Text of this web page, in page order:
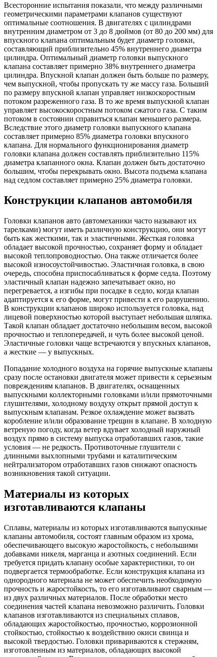
Всесторонние испытания показали, что между различными
геометрическими параметрами клапанов существуют
оптимальные соотношения. В двигателях с цилиндрами
внутренним диаметром от 3 до 8 дюймов (от 80 до 200 мм) для
впускного клапана оптимальным будет диаметр головки,
составляющий приблизительно 45% внутреннего диаметра
цилиндра. Оптимальный диаметр головки выпускного
клапана составляет примерно 38% внутреннего диаметра
цилиндра. Впускной клапан должен быть больше по размеру,
чем выпускной, чтобы пропускать ту же массу газа. Больший
по размеру впускной клапан управляет низкоскоростным
потоком разреженного газа. В то же время выпускной клапан
управляет высокоскоростным потоком сжатого газа. С таким
потоком в состоянии справиться клапан меньшего размера.
Вследствие этого диаметр головки выпускного клапана
составляет примерно 85% диаметра головки впускного
клапана. Для нормального функционирования диаметр
головки клапана должен составлять приблизительно 115%
диаметра клапанного окна. Клапан должен быть достаточно
большим, чтобы перекрывать окно. Высота подъема клапана
над седлом составляет примерно 25% диаметра головки.
Конструкции клапанов автомобиля
Головки клапанов авто (автомеханики часто называют их
тарелками) могут иметь различную конструкцию, они могут
быть как жесткими, так и эластичными. Жесткая головка
обладает высокой прочностью, сохраняет форму и обладает
высокой теплопроводностью. Она также отличается более
высокой износоустойчивостью. Эластичная головка, в свою
очередь, способна приспосабливаться к форме седла. Поэтому
эластичный клапан надежно запечатывает окно, но
перегревается, а изгибы при посадке в седло, когда клапан
адаптируется к его форме, могут привести к его разрушению.
В конструкции клапанов широко используется головка, над
лицевой поверхностью которой выступает небольшая шляпка.
Такой клапан обладает достаточно небольшим весом, высокой
прочностью и теплопередачей, и чуть более высокой ценой.
Эластичные головки чаще встречаются у впускных клапанов,
а жесткие — у выпускных.
Попадание холодного воздуха на горячие выпускные клапаны
сразу после остановки двигателя может привести к серьезным
повреждениям клапанов. В двигателях, оснащенных
выпускными коллекторными головками и/или прямоточными
глушителями, холодному воздуху открыт прямой доступ к
выпускным клапанам. Резкое охлаждение может вызвать
коробление и/или образование трещин в клапане. В холодную
ветреную погоду, когда ветер вдувает холодный наружный
воздух прямо в систему выпуска отработавших газов, такие
условия — не редкость. Противоточные глушители с
длинными выхлопными трубами и каталитическим
нейтрализатором отработавших газов снижают опасность
возникновения такой ситуации.
Материалы из которых
изготавливаются клапаны
Сплавы, материалы из которых изготавливаются выпускные
клапаны автомобиля, состоят главным образом из хрома,
обеспечивающего высокую жаростойкость, с небольшими
добавками никеля, марганца и азотных соединений. Если
требуется придать клапану особые характеристики, то он
подвергается термообработке. Если конструкция клапана из
однородного материала не может обеспечить необходимую
прочность и жаростойкость, то его изготавливают сварным —
из двух различных материалов. После обработки место
соединения частей клапана невозможно различить. Головки
клапанов изготавливаются из специальных сплавов,
обладающих жаростойкостью, прочностью, коррозионной
стойкостью, стойкостью к воздействию окиси свинца и
высокой твердостью. Головки привариваются к стержням,
изготовленным из материалов, обладающих высокой